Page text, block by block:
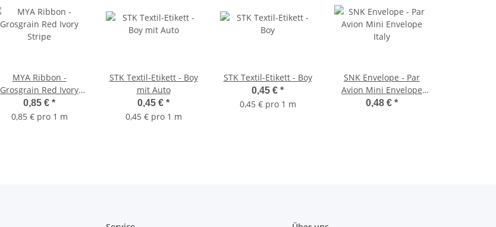
MYA Ribbon -
Grosgrain Red Ivory
Stripe
0,85 € *
0,85 € pro 1 m
STK Textil-Etikett - Boy
mit Auto
0,45 € *
0,45 € pro 1 m
STK Textil-Etikett - Boy
0,45 € *
0,45 € pro 1 m
SNK Envelope - Par
Avion Mini Envelope
Italy
0,48 € *